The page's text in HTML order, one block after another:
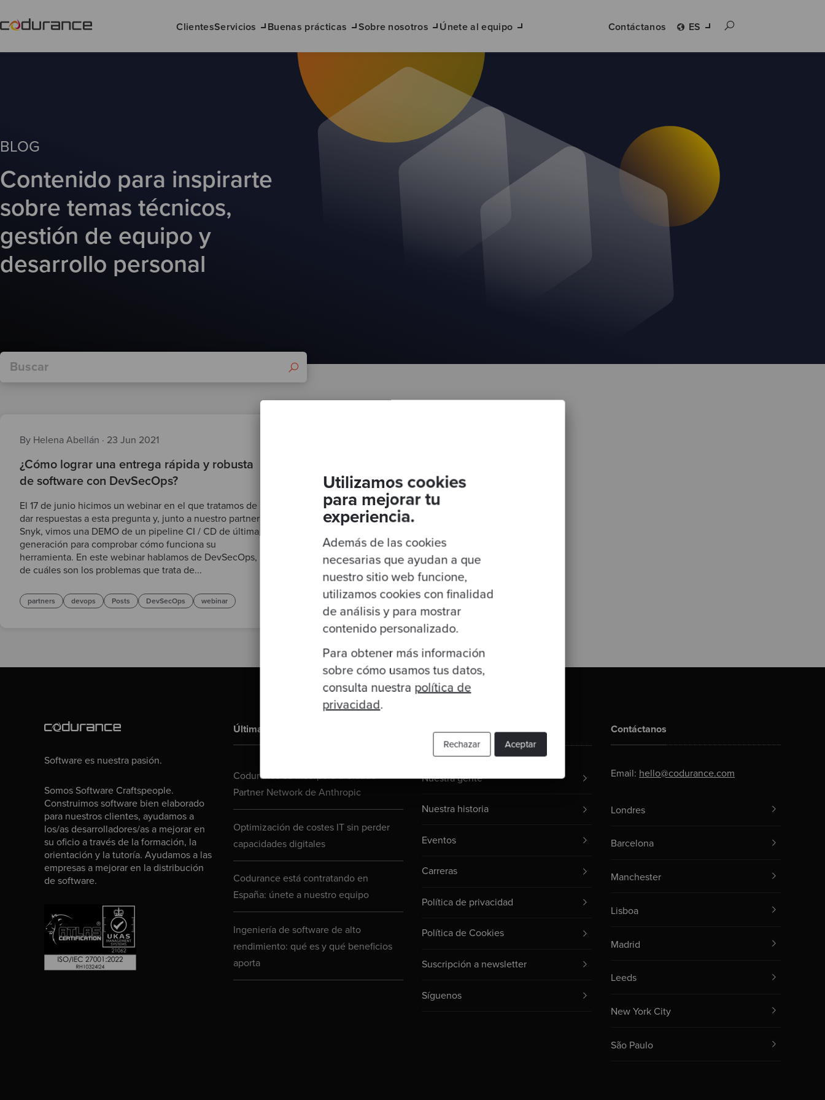
Utilizamos cookies
para mejorar tu
experiencia.
Además de las cookies
necesarias que ayudan a que
nuestro sitio web funcione,
utilizamos cookies con finalidad
de análisis y para mostrar
contenido personalizado.
Para obtener más información
sobre cómo usamos tus datos,
consulta nuestra política de
privacidad.
Aceptar
Rechazar
ClientesServicios Buenas prácticas Sobre nosotros Únete al equipo Contáctanos ES
BLOG
Contenido para inspirarte
sobre temas técnicos,
gestión de equipo y
desarrollo personal
By Helena Abellán · 23 Jun 2021
¿Cómo lograr una entrega rápida y robusta
de software con DevSecOps?
El 17 de junio hicimos un webinar en el que tratamos de
dar respuestas a esta pregunta y, junto a nuestro partner
Snyk, vimos una DEMO de un pipeline CI / CD de última
generación para comprobar cómo funciona su
herramienta. En este webinar hablamos de DevSecOps,
de cuáles son los problemas que trata de...
partners devops Posts DevSecOps webinar
Software es nuestra pasión.
Somos Software Craftspeople.
Construimos software bien elaborado
para nuestros clientes, ayudamos a
los/as desarrolladores/as a mejorar en
su oficio a través de la formación, la
orientación y la tutoría. Ayudamos a las
empresas a mejorar en la distribución
de software.
Últimas publicaciones
Codurance se incorpora a Claude
Partner Network de Anthropic
Optimización de costes IT sin perder
capacidades digitales
Codurance está contratando en
España: únete a nuestro equipo
Ingeniería de software de alto
rendimiento: qué es y qué beneficios
aporta
Links útiles
Nuestra gente
Nuestra historia
Eventos
Carreras
Política de privacidad
Política de Cookies
Suscripción a newsletter
Síguenos
Contáctanos
Email: hello@codurance.com
Londres
Barcelona
Manchester
Lisboa
Madrid
Leeds
New York City
São Paulo